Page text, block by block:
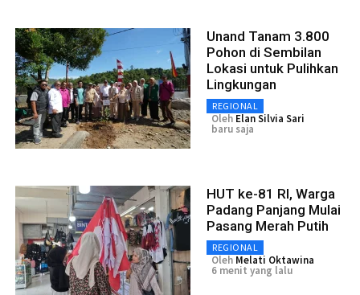
Unand Tanam 3.800
Pohon di Sembilan
Lokasi untuk Pulihkan
Lingkungan
REGIONAL
Oleh Elan Silvia Sari
baru saja
HUT ke-81 RI, Warga
Padang Panjang Mulai
Pasang Merah Putih
REGIONAL
Oleh Melati Oktawina
6 menit yang lalu